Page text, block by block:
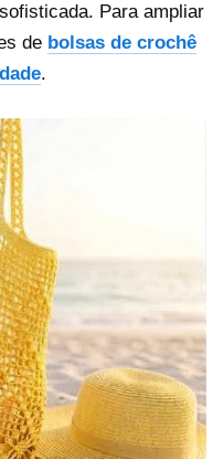
Para ampliar
de bolsas de crochê
.